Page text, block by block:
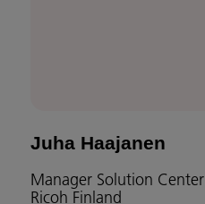
Juha Haajanen
Manager Solution Center
Ricoh Finland